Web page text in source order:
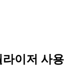
기술 블로그. 아
정보 기술에 대한
이저 사용